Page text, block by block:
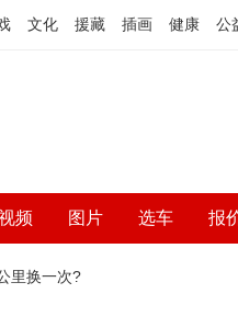
文化 援藏 插画 健康 公
频 图片 选车 报
里换一次?